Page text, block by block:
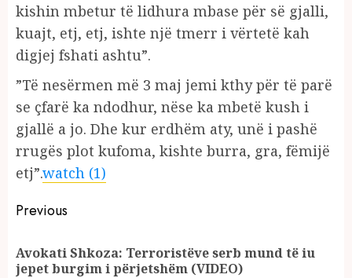
kishin mbetur të lidhura mbase për së gjalli,
kuajt, etj, etj, ishte një tmerr i vërtetë kah
digjej fshati ashtu”.
”Të nesërmen më 3 maj jemi kthy për të parë
se çfarë ka ndodhur, nëse ka mbetë kush i
gjallë a jo. Dhe kur erdhëm aty, unë i pashë
rrugës plot kufoma, kishte burra, gra, fëmijë
etj”.watch (1)
Continue
Reading
Previous
Avokati Shkoza: Terroristëve serb mund të iu
jepet burgim i përjetshëm (VIDEO)